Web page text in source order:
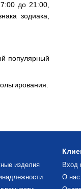
до 21:00,
зодиака,
популярный
изделия
Вход
О нас